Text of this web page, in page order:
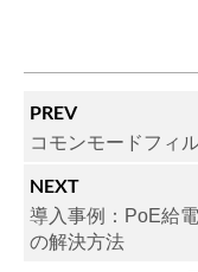
PREV
コモンモードフィ
NEXT
導入事例：PoE給
の解決方法